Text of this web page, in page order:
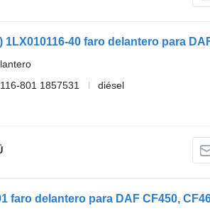
801 1857531
diésel
faro delantero para DAF CF450,